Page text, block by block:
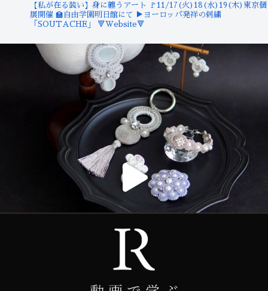
【私が在る装い】身に纏うアート
🚩11/17(火)18(水)19(木)東京個
展開催 🏫自由学園明日館にて
▶︎ヨーロッパ発祥の刺繍
「SOUTACHE」
🔻Website🔻